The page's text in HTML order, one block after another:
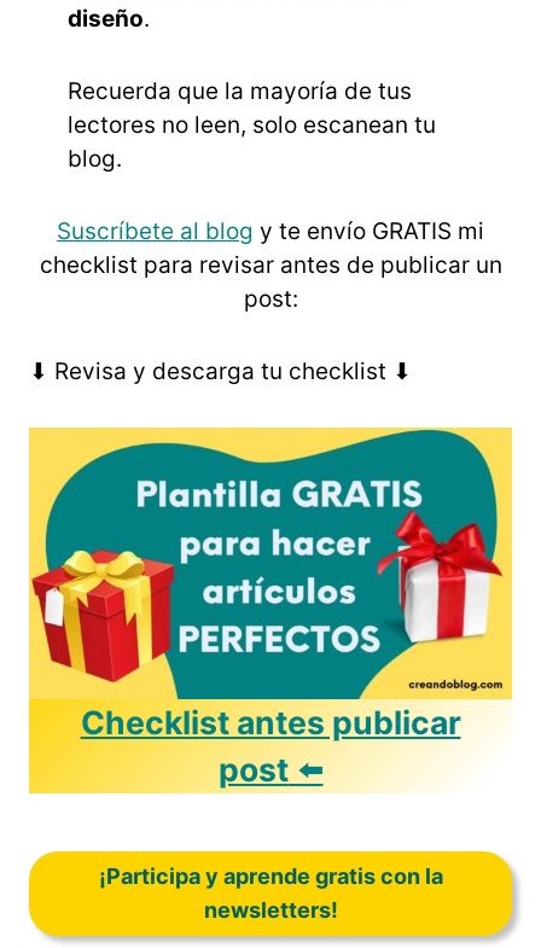
diseño.
Recuerda que la mayoría de tus
lectores no leen, solo escanean tu
blog.
Suscríbete al blog y te envío GRATIS mi
checklist para revisar antes de publicar un
post:
⬇ Revisa y descarga tu checklist ⬇
Checklist antes publicar
post⬅️
¡Participa y aprende gratis con la
newsletters!